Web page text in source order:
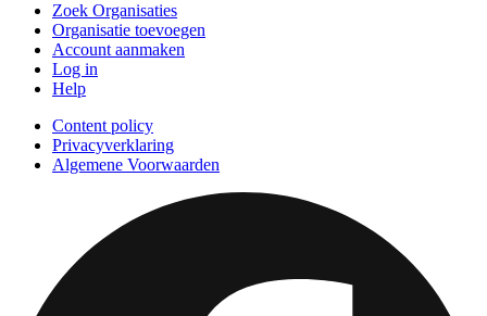
Zoek Organisaties
Organisatie toevoegen
Account aanmaken
Log in
Help
Content policy
Privacyverklaring
Algemene Voorwaarden